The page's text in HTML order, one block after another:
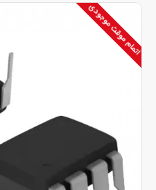
اتمام موقت موجودی